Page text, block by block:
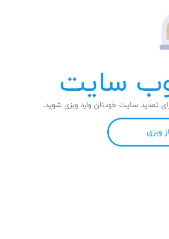
وب سایت
تمدید سایت خودتان وارد وبزی شوید.
وبزی